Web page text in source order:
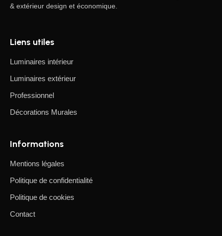
& extérieur design et économique.
Liens utiles
Luminaires intérieur
Luminaires extérieur
Professionnel
Décorations Murales
Informations
Mentions légales
Politique de confidentialité
Politique de cookies
Contact